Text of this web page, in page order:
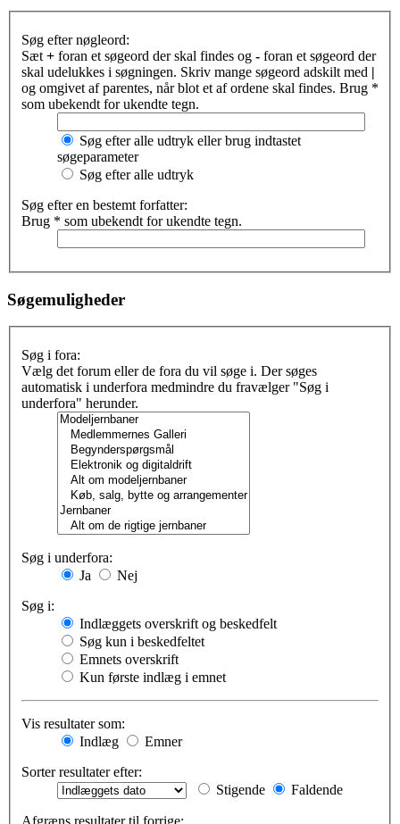
Søg efter nøgleord:
Sæt + foran et søgeord der skal findes og - foran et søgeord der
skal udelukkes i søgningen. Skriv mange søgeord adskilt med |
og omgivet af parentes, når blot et af ordene skal findes. Brug *
som ubekendt for ukendte tegn.
Søg efter alle udtryk eller brug indtastet
søgeparameter
Søg efter alle udtryk
Søg efter en bestemt forfatter:
Brug * som ubekendt for ukendte tegn.
Søgemuligheder
Søg i fora:
Vælg det forum eller de fora du vil søge i. Der søges
automatisk i underfora medmindre du fravælger "Søg i
underfora" herunder.
Søg i underfora:
Ja
Nej
Søg i:
Indlæggets overskrift og beskedfelt
Søg kun i beskedfeltet
Emnets overskrift
Kun første indlæg i emnet
Vis resultater som:
Indlæg
Emner
Sorter resultater efter:
Stigende
Faldende
Afgræns resultater til forrige: